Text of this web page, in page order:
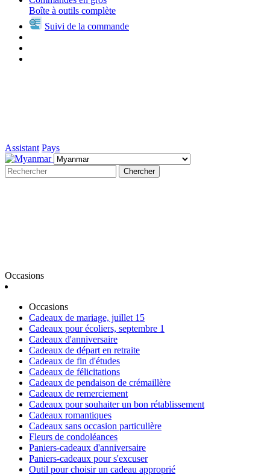
Boîte à outils complète
Suivi de la commande
Assistant Pays
Chercher
Occasions
Occasions
Cadeaux de mariage, juillet 15
Cadeaux pour écoliers, septembre 1
Cadeaux d'anniversaire
Cadeaux de départ en retraite
Cadeaux de fin d'études
Cadeaux de félicitations
Cadeaux de pendaison de crémaillère
Cadeaux de remerciement
Cadeaux pour souhaiter un bon rétablissement
Cadeaux romantiques
Cadeaux sans occasion particulière
Fleurs de condoléances
Paniers-cadeaux d'anniversaire
Paniers-cadeaux pour s'excuser
Outil pour choisir un cadeau approprié